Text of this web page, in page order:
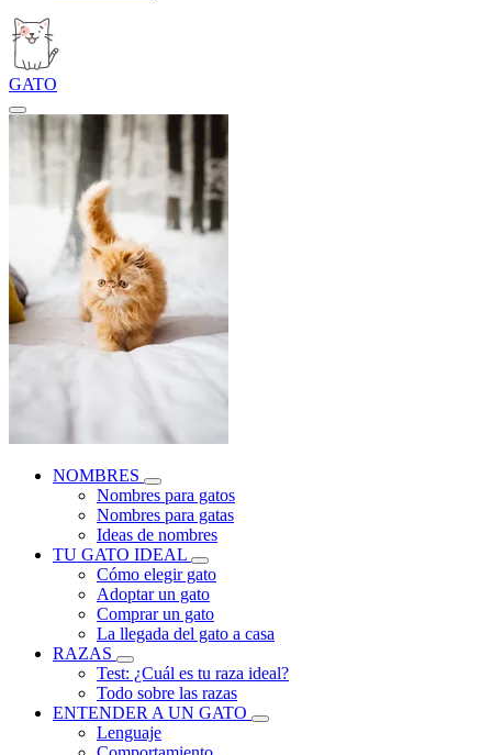
GATO
NOMBRES
Nombres para gatos
Nombres para gatas
Ideas de nombres
TU GATO IDEAL
Cómo elegir gato
Adoptar un gato
Comprar un gato
La llegada del gato a casa
RAZAS
Test: ¿Cuál es tu raza ideal?
Todo sobre las razas
ENTENDER A UN GATO
Lenguaje